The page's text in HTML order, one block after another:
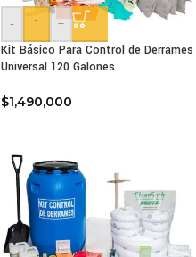
-
+
Kit Básico Para Control de Derrames
Universal 120 Galones
$1,490,000